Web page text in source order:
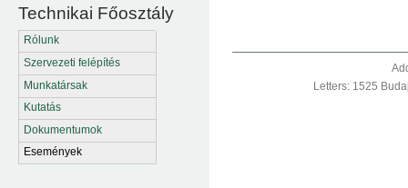
Technikai Főosztály
Rólunk
Szervezeti felépítés
Munkatársak
Kutatás
Dokumentumok
Események
Letters: 1525